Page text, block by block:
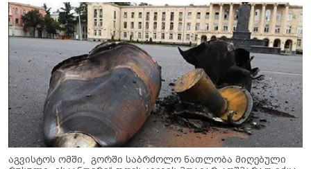
აგვისტოს ომში, გორში საბრძოლო ნათლობა მიღებული